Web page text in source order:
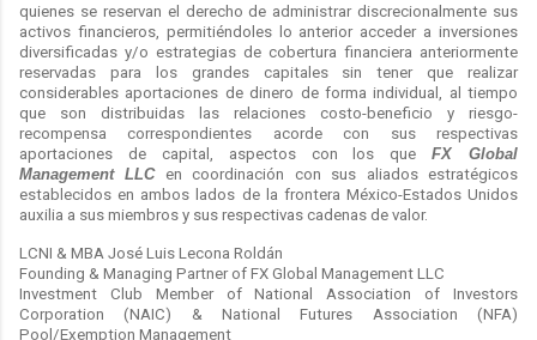
quienes se reservan el derecho de administrar discrecionalmente sus
activos financieros, permitiéndoles lo anterior acceder a inversiones
diversificadas y/o estrategias de cobertura financiera anteriormente
reservadas para los grandes capitales sin tener que realizar
considerables aportaciones de dinero de forma individual, al tiempo
que son distribuidas las relaciones costo-beneficio y riesgo-
recompensa correspondientes acorde con sus respectivas
aportaciones de capital, aspectos con los queFX Global
Management LLCen coordinación con sus aliados estratégicos
establecidos en ambos lados de la frontera México-Estados Unidos
auxilia a sus miembros y sus respectivas cadenas de valor.
LCNI & MBA José Luis Lecona Roldán
Founding & Managing Partner of FX Global Management LLC
Investment Club Member of National Association of Investors
Corporation (NAIC) & National Futures Association (NFA)
Pool/Exemption Management